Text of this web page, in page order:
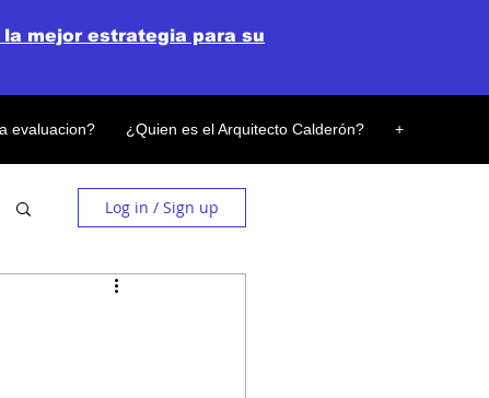
evaluacion? ¿Quien es el Arquitecto Calderón? +
mejor estrategia para su
Log in / Sign up